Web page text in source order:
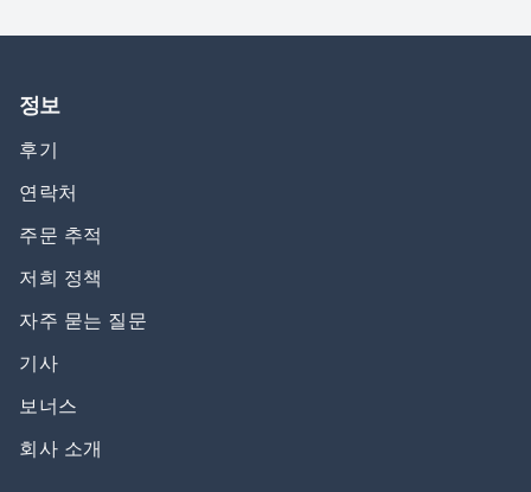
정보
후기
연락처
주문 추적
저희 정책
자주 묻는 질문
기사
보너스
회사 소개